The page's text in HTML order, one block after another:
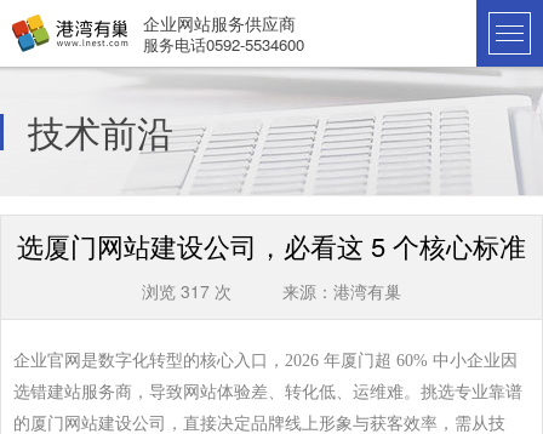
企业网站服务供应商
服务电话0592-5534600
技术前沿
选厦门网站建设公司，必看这 5 个核心标准
浏览 317 次 来源：港湾有巢
企业官网是数字化转型的核心入口， 2026 年厦门超 60% 中小企业因
选错建站服务商，导致网站体验差、转化低、运维难。挑选专业靠谱
的厦门网站建设公司，直接决定品牌线上形象与获客效率，需从技